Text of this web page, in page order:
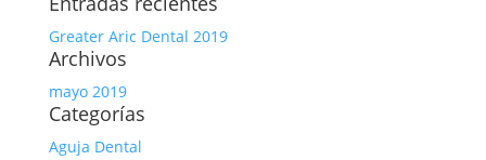
Greater Aric Dental 2019
Archivos
mayo 2019
Categorías
Aguja Dental